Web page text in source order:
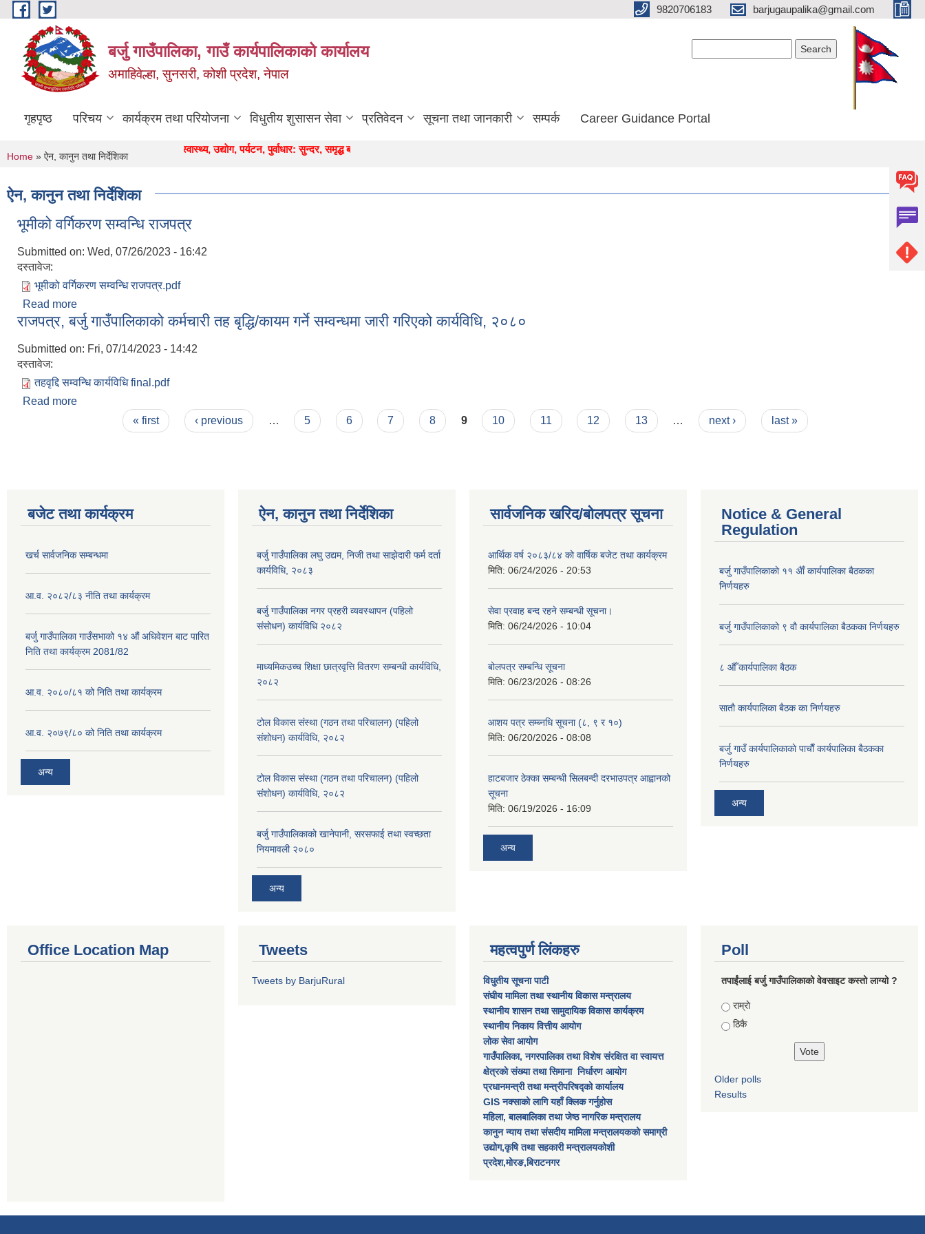
Skip to main content 9820706183 barjugaupalika@gmail.com
बर्जु गाउँपालिका, गाउँ कार्यपालिकाको कार्यालय
अमाहिवेल्हा, सुनसरी, कोशी प्रदेश, नेपाल
गृहपृष्ठ परिचय कार्यक्रम तथा परियोजना विधुतीय शुसासन सेवा प्रतिवेदन सूचना तथा जानकारी सम्पर्क Career Guidance Portal
" कृषि, शिक्षा, स्वास्थ्य, उद्याेग, पर्यटन, पुर्वाधार: सुन्दर, समृद्ध बर्जुकाे अाधार "
You are here
Home » ऐन, कानुन तथा निर्देशिका
ऐन, कानुन तथा निर्देशिका
भूमीको वर्गिकरण सम्वन्धि राजपत्र
Submitted on: Wed, 07/26/2023 - 16:42
दस्तावेज:
भूमीको वर्गिकरण सम्वन्धि राजपत्र.pdf
Read more
राजपत्र, बर्जु गाउँपालिकाको कर्मचारी तह बृद्धि/कायम गर्ने सम्वन्धमा जारी गरिएको कार्यविधि, २०८०
Submitted on: Fri, 07/14/2023 - 14:42
दस्तावेज:
तहवृद्दि सम्वन्धि कार्यविधि final.pdf
Read more
« first ‹ previous … 5 6 7 8 9 10 11 12 13 … next › last »
बजेट तथा कार्यक्रम
खर्च सार्वजनिक सम्बन्धमा
आ.व. २०८२/८३ नीति तथा कार्यक्रम
बर्जु गाउँपालिका गाउँसभाको १४ औं अधिवेशन बाट पारित
निति तथा कार्यक्रम 2081/82
आ.व. २०८०/८१ को निति तथा कार्यक्रम
आ.व. २०७९/८० को निति तथा कार्यक्रम
अन्य
ऐन, कानुन तथा निर्देशिका
बर्जु गाउँपालिका लघु उद्यम, निजी तथा साझेदारी फर्म दर्ता
कार्यविधि, २०८३
बर्जु गाउँपालिका नगर प्रहरी व्यवस्थापन (पहिलो
संसोधन) कार्यविधि २०८२
माध्यमिकउच्च शिक्षा छात्रवृत्ति वितरण सम्बन्धी कार्यविधि,
२०८२
टोल विकास संस्था (गठन तथा परिचालन) (पहिलो
संशोधन) कार्यविधि, २०८२
टोल विकास संस्था (गठन तथा परिचालन) (पहिलो
संशोधन) कार्यविधि, २०८२
बर्जु गाउँपालिकाको खानेपानी, सरसफाई तथा स्वच्छता
नियमावली २०८०
अन्य
सार्वजनिक खरिद/बोलपत्र सूचना
आर्थिक वर्ष २०८३/८४ को वार्षिक बजेट तथा कार्यक्रम
मिति: 06/24/2026 - 20:53
सेवा प्रवाह बन्द रहने सम्बन्धी सूचना।
मिति: 06/24/2026 - 10:04
बोलपत्र सम्बन्धि सूचना
मिति: 06/23/2026 - 08:26
आशय पत्र सम्ब्नधि सूचना (८, ९ र १०)
मिति: 06/20/2026 - 08:08
हाटबजार ठेक्का सम्बन्धी सिलबन्दी दरभाउपत्र आह्वानको
सूचना
मिति: 06/19/2026 - 16:09
अन्य
Notice & General
Regulation
बर्जु गाउँपालिकाकाे ११ अैाँ कार्यपालिका बैठकका
निर्णयहरु
बर्जु गाउँपालिकाकाे ९ वाै‌ कार्यपालिका बैठकका निर्णयहरु
८ औँ कार्यपालिका बैठक
साताै‌ कार्यपालिका बैठक का निर्णयहरु
बर्जु गाउँ कार्यपालिकाकाे पाचाै‌ँ कार्यपालिका बैठकका
निर्णयहरु
अन्य
Office Location Map Tweets
Tweets by BarjuRural
महत्वपुर्ण लिंकहरु
विधुतीय सूचना पाटी
संघीय मामिला तथा स्थानीय विकास मन्त्रालय
स्थानीय शासन तथा सामुदायिक विकास कार्यक्रम
स्थानीय निकाय वित्तीय आयोग
लोक सेवा आयोग
गाउँपालिका, नगरपालिका तथा विशेष स‌ंरक्षित वा स्वायत्त
क्षेत्रकाे स‌ंख्या तथा सिमाना निर्धारण आयाेग
प्रधानमन्त्री तथा मन्त्रीपरिषद्को कार्यालय
GIS नक्साको लागि यहाँ क्लिक गर्नुहोस
महिला, बालबालिका तथा जेष्ठ नागरिक मन्त्रालय
कानुन न्याय तथा संसदीय मामिला मन्त्रालयकको समाग्री
उद्योग,कृषि तथा सहकारी मन्त्रालयकोशी
प्रदेश,मोरङ,बिराटनगर
Poll
तपाईंलाई बर्जु गाउँपालिकाको वेवसाइट कस्तो लाग्यो ?
Choices
राम्राे
ठिकै
Older polls
Results